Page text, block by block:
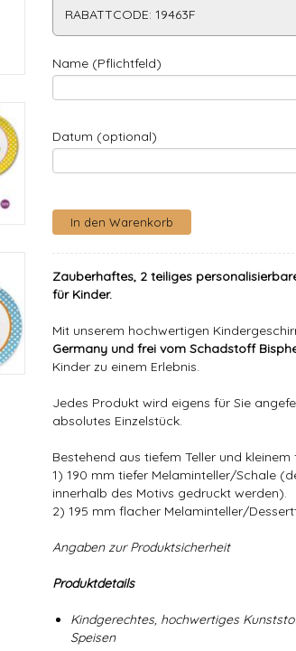
RABATTCODE: 19463F
Name (Pflichtfeld)
Datum (optional)
Zauberhaftes, 2 teiliges
für Kinder.
Mit unserem hochwertigen
Germany und frei vom Schadstoff
Kinder zu einem Erlebnis.
Jedes Produkt wird eigens für Sie
absolutes Einzelstück.
Bestehend aus tiefem Teller und kleinem
1) 190 mm tiefer Melaminteller/Schale
innerhalb des Motivs gedruckt werden).
2) 195 mm flacher Melaminteller/
Angaben zur Produktsicherheit
Produktdetails
Kindgerechtes, hochwertiges
Speisen